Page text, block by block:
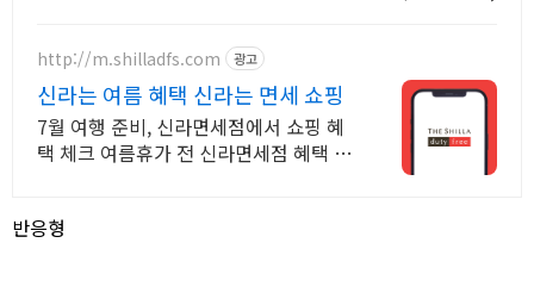
http://m.shilladfs.com 광고
신라는 여름 혜택 신라는 면세 쇼핑
7월 여행 준비, 신라면세점에서 쇼핑 혜
택 체크 여름휴가 전 신라면세점 혜택 한
반응형